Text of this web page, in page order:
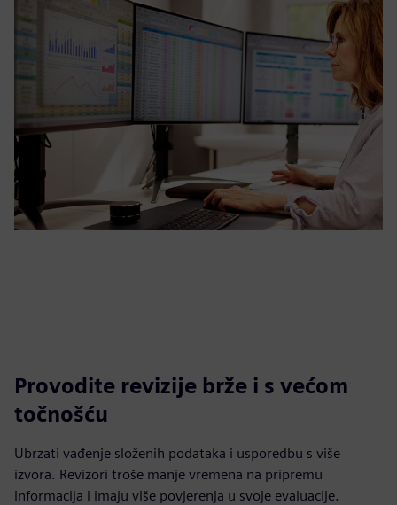
Provodite revizije brže i s većom
točnošću
Ubrzati vađenje složenih podataka i usporedbu s više
izvora. Revizori troše manje vremena na pripremu
informacija i imaju više povjerenja u svoje evaluacije.